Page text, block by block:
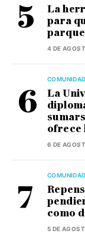
La
para
4 DE
COMUNIDAD
La
ofrece
6 DE
COMUNIDAD
como
5 DE